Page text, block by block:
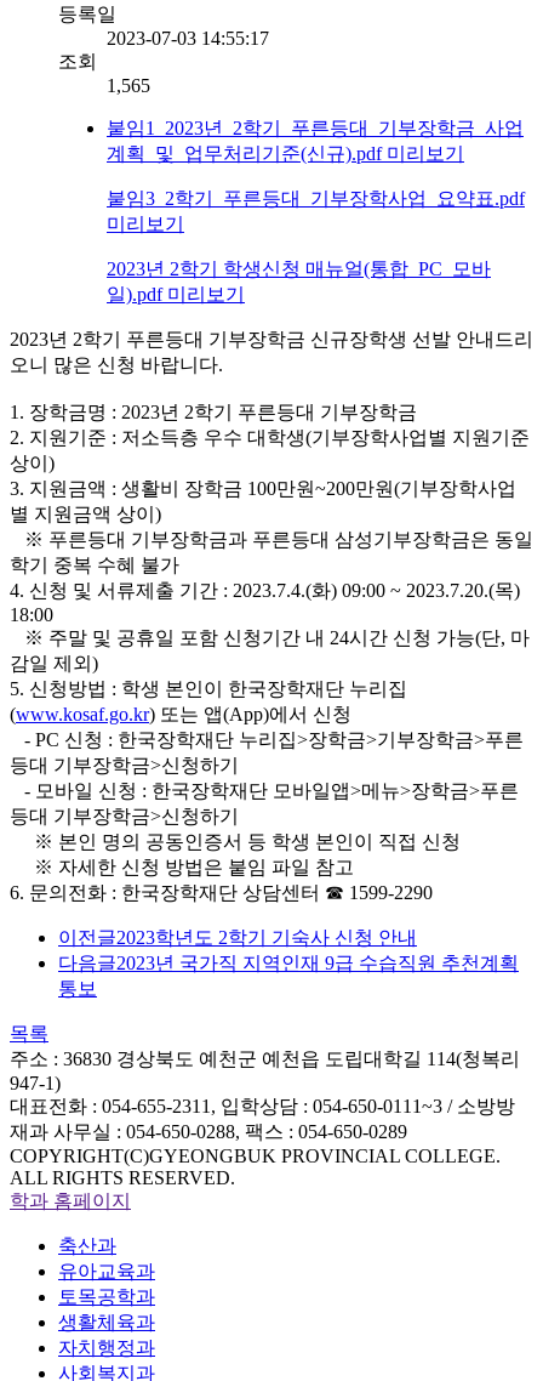
등록일
2023-07-03 14:55:17
조회
1,565
붙임1_2023년_2학기_푸른등대_기부장학금_사업
계획_및_업무처리기준(신규).pdf 미리보기
붙임3_2학기_푸른등대_기부장학사업_요약표.pdf
미리보기
2023년 2학기 학생신청 매뉴얼(통합_PC_모바
일).pdf 미리보기
2023년 2학기 푸른등대 기부장학금 신규장학생 선발 안내드리
오니 많은 신청 바랍니다.
1. 장학금명 : 2023년 2학기 푸른등대 기부장학금
2. 지원기준 : 저소득층 우수 대학생(기부장학사업별 지원기준
상이)
3. 지원금액 : 생활비 장학금 100만원~200만원(기부장학사업
별 지원금액 상이)
※ 푸른등대 기부장학금과 푸른등대 삼성기부장학금은 동일
학기 중복 수혜 불가
4. 신청 및 서류제출 기간 : 2023.7.4.(화) 09:00 ~ 2023.7.20.(목)
18:00
※ 주말 및 공휴일 포함 신청기간 내 24시간 신청 가능(단, 마
감일 제외)
5. 신청방법 : 학생 본인이 한국장학재단 누리집
(www.kosaf.go.kr) 또는 앱(App)에서 신청
- PC 신청 : 한국장학재단 누리집>장학금>기부장학금>푸른
등대 기부장학금>신청하기
- 모바일 신청 : 한국장학재단 모바일앱>메뉴>장학금>푸른
등대 기부장학금>신청하기
※ 본인 명의 공동인증서 등 학생 본인이 직접 신청
※ 자세한 신청 방법은 붙임 파일 참고
6. 문의전화 : 한국장학재단 상담센터 ☎ 1599-2290
이전글2023학년도 2학기 기숙사 신청 안내
다음글2023년 국가직 지역인재 9급 수습직원 추천계획
통보
목록
주소 : 36830 경상북도 예천군 예천읍 도립대학길 114(청복리
947-1)
대표전화 : 054-655-2311, 입학상담 : 054-650-0111~3 / 소방방
재과 사무실 : 054-650-0288, 팩스 : 054-650-0289
COPYRIGHT(C)GYEONGBUK PROVINCIAL COLLEGE.
ALL RIGHTS RESERVED.
학과 홈페이지
축산과
유아교육과
토목공학과
생활체육과
자치행정과
사회복지과